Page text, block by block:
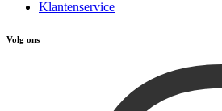
Klantenservice
Volg ons